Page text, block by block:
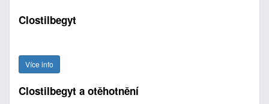
Clostilbegyt
Více info
Clostilbegyt a otěhotnění